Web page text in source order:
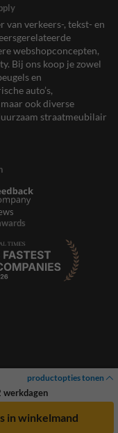
productopties tonen
werkdagen
van verkeers-, tekst- en
webshopconcepten,
Bij ons koop je zowel
en
auto’s,
ook diverse
straatmeubilair